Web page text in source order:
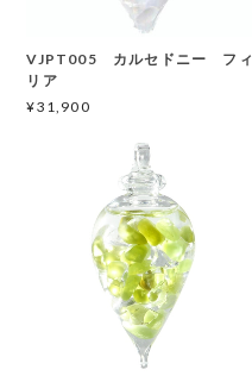
VJPT005 カルセドニー フィ
リア
¥31,900